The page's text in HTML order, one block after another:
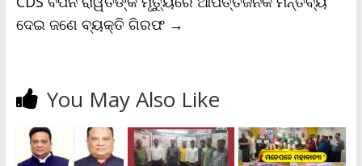
ଦେଇ ଜଣେ ବ୍ୟକ୍ତି ଗିରଫ →
You May Also Like